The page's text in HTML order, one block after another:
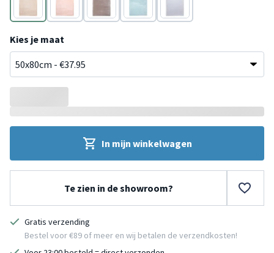
Beige Roze Taupe Blauw
Grijs
Kies je maat
In mijn winkelwagen
Te zien in de showroom?
Gratis verzending
Bestel voor €89 of meer en wij betalen de verzendkosten!